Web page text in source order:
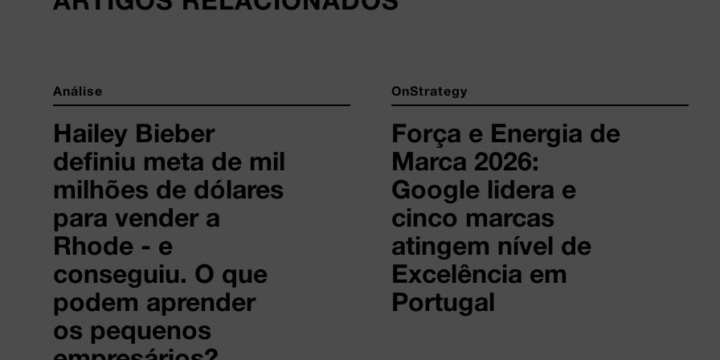
Análise
Hailey Bieber
definiu meta de mil
milhões de dólares
para vender a
Rhode - e
conseguiu. O que
podem aprender
os pequenos
OnStrategy
Força e Energia de
Marca 2026:
Google lidera e
cinco marcas
atingem nível de
Excelência em
Portugal